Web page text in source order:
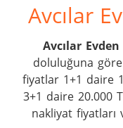
Avcılar
Avcılar
doluluğuna
fiyatlar 1+1 daire
3+1 daire 20.000
nakliyat fiyatları